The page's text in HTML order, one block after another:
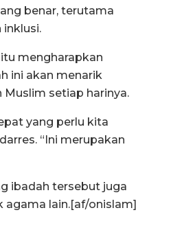
benar, terutama
inklusi.
mengharapkan
ini akan menarik
Muslim setiap harinya.
yang perlu kita
“Ini merupakan
ibadah tersebut juga
agama lain.[af/onislam]